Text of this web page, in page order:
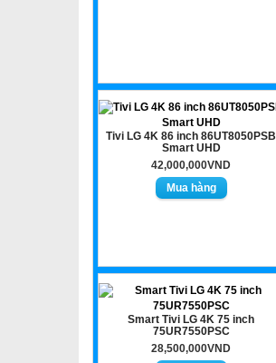
Tivi LG 4K 86 inch 86UT8050PSB
Smart UHD
42,000,000VND
Smart Tivi LG 4K 75 inch
75UR7550PSC
28,500,000VND